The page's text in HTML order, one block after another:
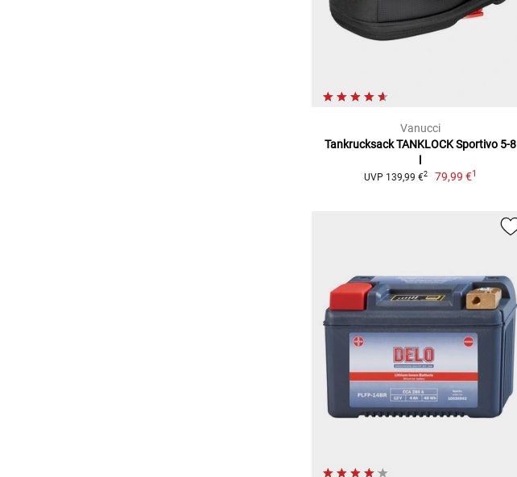
Vanucci
Tankrucksack TANKLOCK Sportivo 5-8
UVP 139,99 €2 79,99 €1